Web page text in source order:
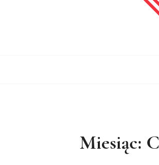
Miesiąc: